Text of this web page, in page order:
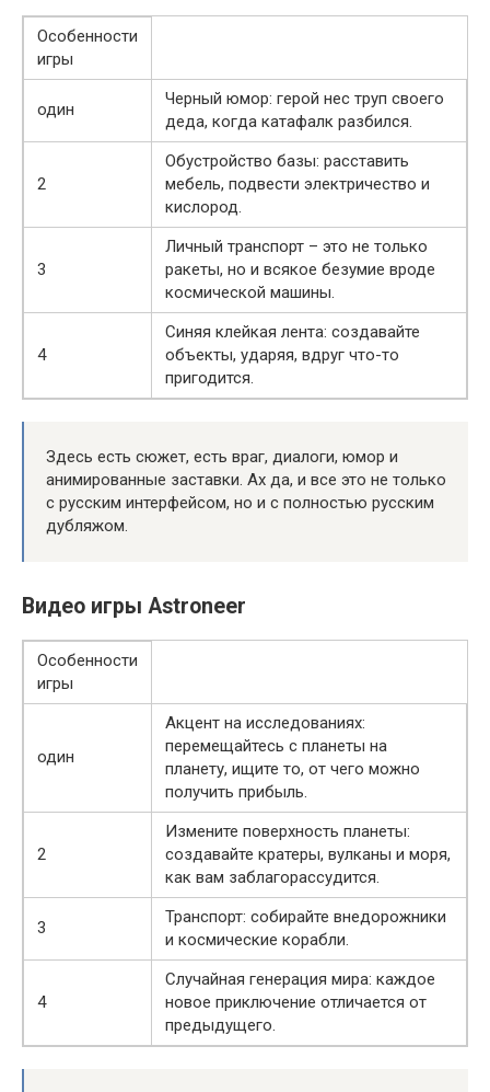
Особенности
игры
один
Черный юмор: герой нес труп своего
деда, когда катафалк разбился.
2
Обустройство базы: расставить
мебель, подвести электричество и
кислород.
3
Личный транспорт – это не только
ракеты, но и всякое безумие вроде
космической машины.
4
Синяя клейкая лента: создавайте
объекты, ударяя, вдруг что-то
пригодится.
Здесь есть сюжет, есть враг, диалоги, юмор и
анимированные заставки. Ах да, и все это не только
с русским интерфейсом, но и с полностью русским
дубляжом.
Видео игры Astroneer
Особенности
игры
один
Акцент на исследованиях:
перемещайтесь с планеты на
планету, ищите то, от чего можно
получить прибыль.
2
Измените поверхность планеты:
создавайте кратеры, вулканы и моря,
как вам заблагорассудится.
3
Транспорт: собирайте внедорожники
и космические корабли.
4
Случайная генерация мира: каждое
новое приключение отличается от
предыдущего.